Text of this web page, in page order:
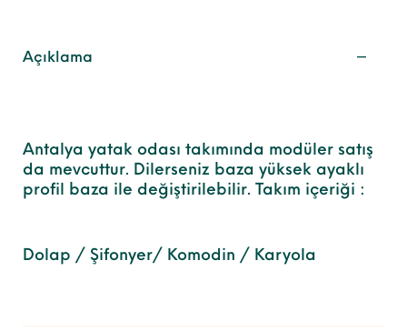
Açıklama
Antalya yatak odası takımında modüler satış
da mevcuttur. Dilerseniz baza yüksek ayaklı
profil baza ile değiştirilebilir. Takım içeriği :
Dolap / Şifonyer/ Komodin / Karyola